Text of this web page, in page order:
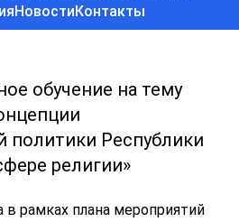
НовостиКонтакты
обучение на тему
политики Республики
религии»
в рамках плана мероприятий